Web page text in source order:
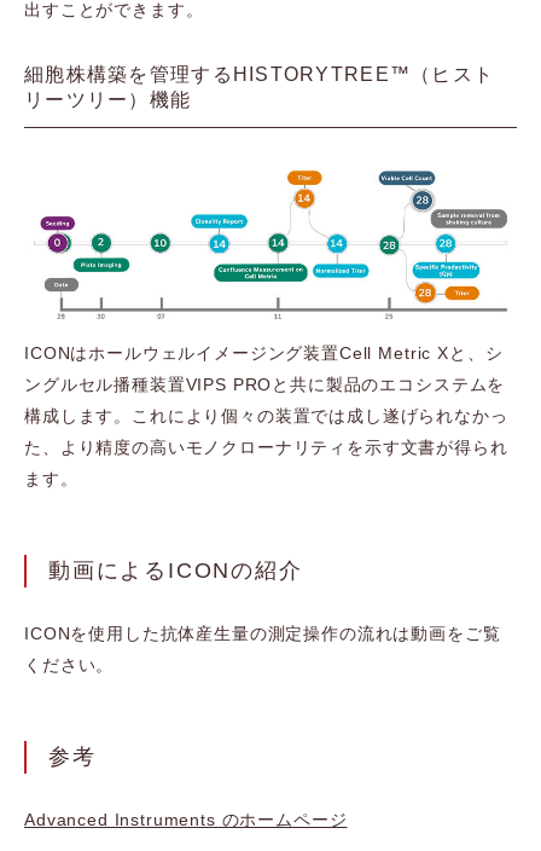
出すことができます。
細胞株構築を管理するHISTORYTREE™（ヒスト
リーツリー）機能
ICONはホールウェルイメージング装置Cell Metric Xと、シ
ングルセル播種装置VIPS PROと共に製品のエコシステムを
構成します。これにより個々の装置では成し遂げられなかっ
た、より精度の高いモノクローナリティを示す文書が得られ
ます。
動画によるICONの紹介
ICONを使用した抗体産生量の測定操作の流れは動画をご覧
ください。
参考
Advanced Instruments のホームページ